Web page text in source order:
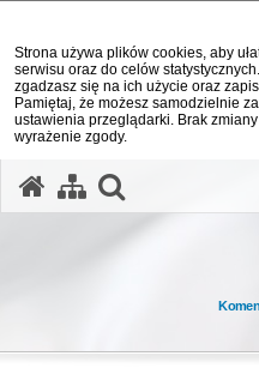
Strona używa plików cookies, aby
serwisu oraz do celów
zgadzasz się na ich użycie oraz
Pamiętaj, że możesz samodzielnie
ustawienia przeglądarki. Brak
wyrażenie zgody.